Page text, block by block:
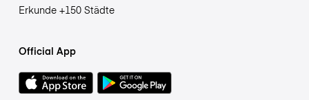
Erkunde +150 Städte
Official App